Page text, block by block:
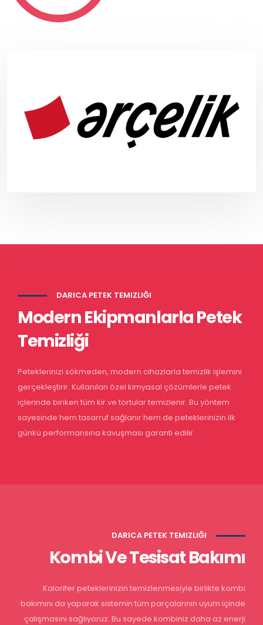
DARICA PETEK TEMIZLIĞI
Modern Ekipmanlarla Petek
Temizliği
Peteklerinizi sökmeden, modern cihazlarla temizlik işlemini
gerçekleştirir. Kullanılan özel kimyasal çözümlerle petek
içlerinde biriken tüm kir ve tortular temizlenir. Bu yöntem
sayesinde hem tasarruf sağlanır hem de peteklerinizin ilk
günkü performansına kavuşması garanti edilir.
DARICA PETEK TEMIZLIĞI
Kombi Ve Tesisat Bakımı
Kalorifer peteklerinizin temizlenmesiyle birlikte kombi
bakımını da yaparak sistemin tüm parçalarının uyum içinde
çalışmasını sağlıyoruz. Bu sayede kombiniz daha az enerji